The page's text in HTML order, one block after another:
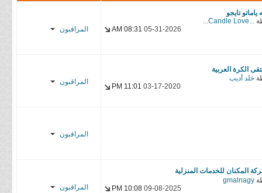
تايجو
...Candle Love...
05-31-2026
08:31 AM المراقبون
الكرة العربية
خلد أديب
03-17-2020
11:01 PM
المراقبون
المراقبون
المكنان للخدمات المنزلية
gmalnagy
09-08-2025
10:08 PM المراقبون